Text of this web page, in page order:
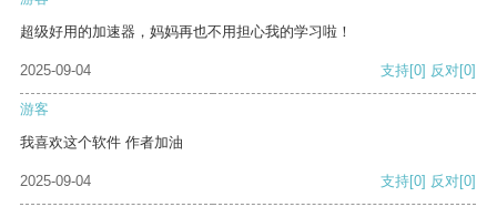
超级好用的加速器，妈妈再也不用担心我的学习啦！
2025-09-04 支持[0] 反对[0]
游客
我喜欢这个软件 作者加油
2025-09-04 支持[0] 反对[0]